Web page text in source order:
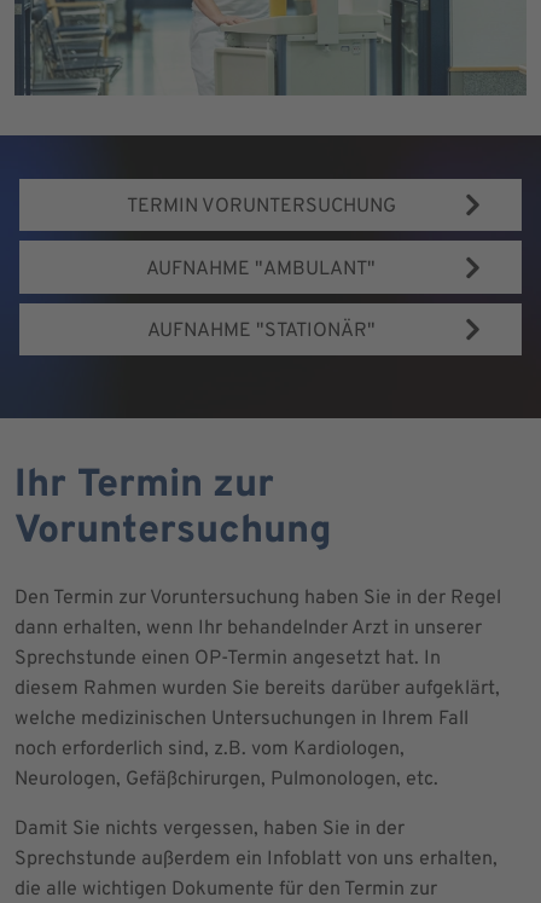
TERMIN VORUNTERSUCHUNG
AUFNAHME "AMBULANT"
AUFNAHME "STATIONÄR"
Ihr Termin zur
Voruntersuchung
Den Termin zur Voruntersuchung haben Sie in der Regel
dann erhalten, wenn Ihr behandelnder Arzt in unserer
Sprechstunde einen OP-Termin angesetzt hat. In
diesem Rahmen wurden Sie bereits darüber aufgeklärt,
welche medizinischen Untersuchungen in Ihrem Fall
noch erforderlich sind, z.B. vom Kardiologen,
Neurologen, Gefäßchirurgen, Pulmonologen, etc.
Damit Sie nichts vergessen, haben Sie in der
Sprechstunde außerdem ein Infoblatt von uns erhalten,
die alle wichtigen Dokumente für den Termin zur